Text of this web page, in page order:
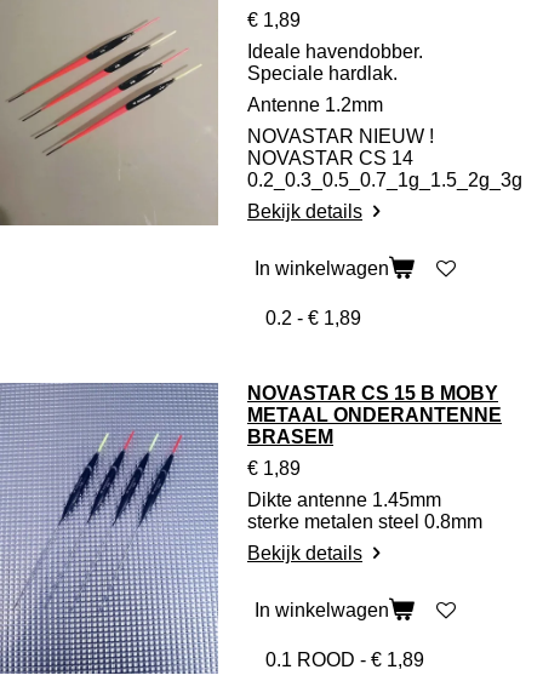
€ 1,89
Ideale havendobber.
Speciale hardlak.
Antenne 1.2mm
NOVASTAR NIEUW !
NOVASTAR CS 14
0.2_0.3_0.5_0.7_1g_1.5_2g_3g
Bekijk details
In winkelwagen
NOVASTAR CS 15 B MOBY
METAAL ONDERANTENNE
BRASEM
€ 1,89
Dikte antenne 1.45mm
sterke metalen steel 0.8mm
Bekijk details
In winkelwagen